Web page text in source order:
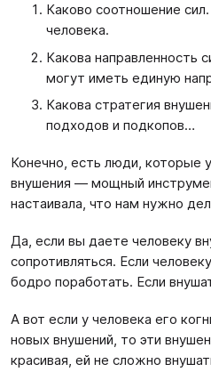
Каково соотношение
человека.
Какова направленность
могут иметь единую
Какова стратегия
подходов и подкопов…
Конечно, есть люди, которые
внушения — мощный
настаивала, что нам нужно
Да, если вы даете человеку
сопротивляться. Если
бодро поработать. Если
А вот если у человека его
новых внушений, то эти
красивая, ей не сложно